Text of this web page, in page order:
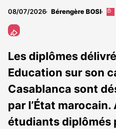
08/07/2026 Bérengère BOSI
Cet
aux
Les diplômes
Education sur son
Casablanca sont
par l’État
étudiants diplômés